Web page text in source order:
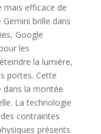
mais efficace de
brille dans
Google
les
la lumière,
portes. Cette
la montée
La technologie
contraintes
présents